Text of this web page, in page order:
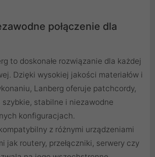
połączenie dla
to doskonałe rozwiązanie dla każdej
Dzięki wysokiej jakości materiałów i
Lanberg oferuje patchcordy,
stabilne i niezawodne
konfiguracjach.
z różnymi urządzeniami
jak routery, przełączniki, serwery czy